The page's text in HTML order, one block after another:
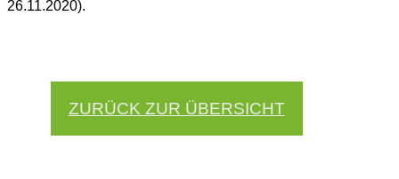
26.11.2020).
ZURÜCK ZUR ÜBERSICHT